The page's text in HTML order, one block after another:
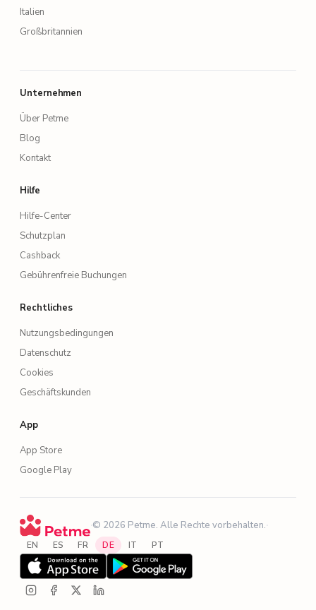
Italien
Großbritannien
Unternehmen
Über Petme
Blog
Kontakt
Hilfe
Hilfe-Center
Schutzplan
Cashback
Gebührenfreie Buchungen
Rechtliches
Nutzungsbedingungen
Datenschutz
Cookies
Geschäftskunden
App
App Store
Google Play
·© 2026 Petme. Alle Rechte vorbehalten.·
EN ES FR DE IT PT